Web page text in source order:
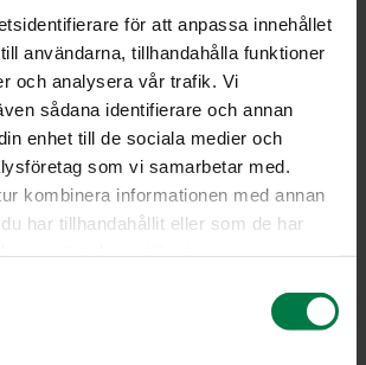
för att anpassa innehållet
användarna, tillhandahålla funktioner
och analysera vår trafik. Vi
sådana identifierare och annan
enhet till de sociala medier och
som vi samarbetar med.
kombinera informationen med annan
har tillhandahållit eller som de har
Kasvikset ry / Teppo Johansson